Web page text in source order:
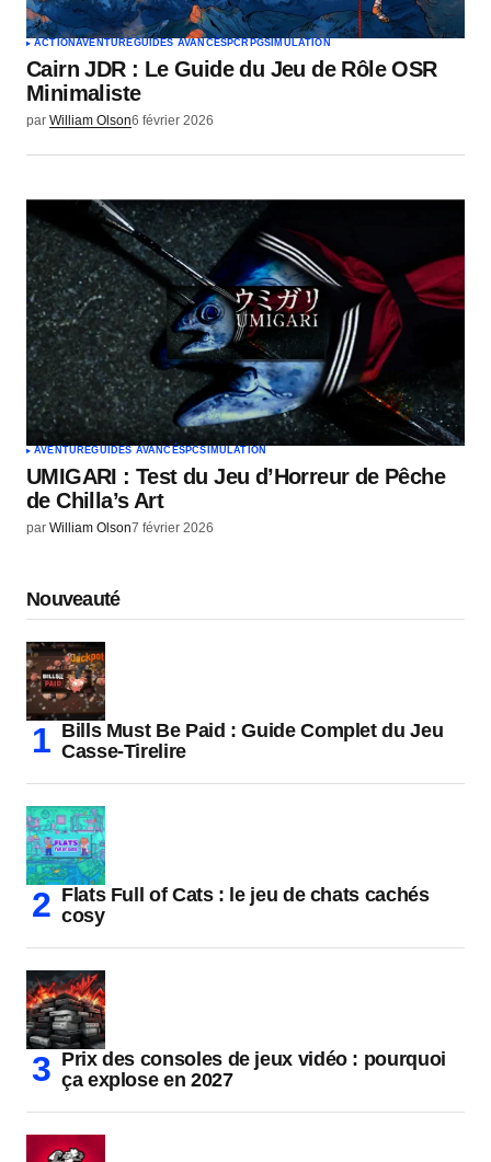
ACTIONAVENTUREGUIDES AVANCÉS PC RPGSIMULATION
Cairn JDR : Le Guide du Jeu de Rôle OSR
Minimaliste
par William Olson6 février 2026
AVENTUREGUIDES AVANCÉSPCSIMULATION
UMIGARI : Test du Jeu d’Horreur de Pêche
de Chilla’s Art
par William Olson7 février 2026
Nouveauté
Bills Must Be Paid : Guide Complet du Jeu
Casse-Tirelire
Flats Full of Cats : le jeu de chats cachés
cosy
Prix des consoles de jeux vidéo : pourquoi
ça explose en 2027